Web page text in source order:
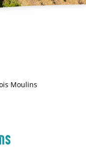
Moulins